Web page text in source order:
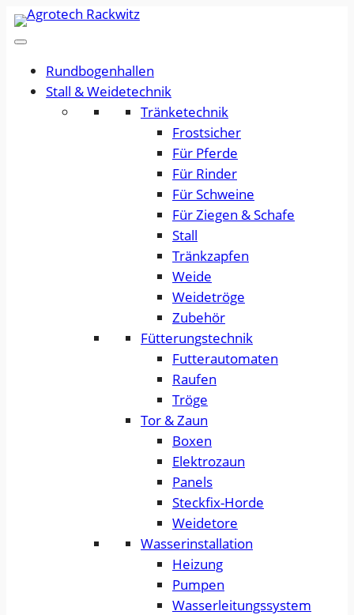
Rundbogenhallen
Stall & Weidetechnik
Tränketechnik
Frostsicher
Für Pferde
Für Rinder
Für Schweine
Für Ziegen & Schafe
Stall
Tränkzapfen
Weide
Weidetröge
Zubehör
Fütterungstechnik
Futterautomaten
Raufen
Tröge
Tor & Zaun
Boxen
Elektrozaun
Panels
Steckfix-Horde
Weidetore
Wasserinstallation
Heizung
Pumpen
Wasserleitungssystem